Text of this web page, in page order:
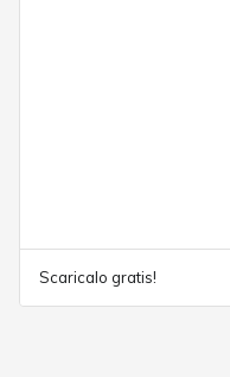
Scaricalo gratis!